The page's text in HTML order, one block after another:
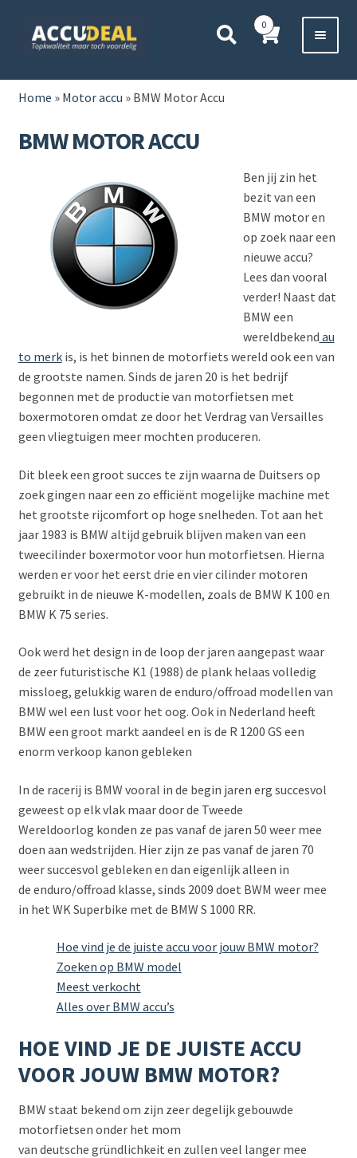
door
naar
direct
naar
HOME
MOTOR
CAMPER
VRACHTWAGEN
LADERS & ACCESSOIRES
MERKEN
Home » Motor accu » BMW Motor Accu
BMW MOTOR ACCU
Ben jij zin het
bezit van een
BMW motor en
op zoek naar een
nieuwe accu?
Lees dan vooral
verder! Naast dat
BMW een
wereldbekend au
to merkis, is het binnen de motorfiets wereld ook een van
de grootste namen. Sinds de jaren 20 is het bedrijf
begonnen met de productie van motorfietsen met
boxermotoren omdat ze door het Verdrag van Versailles
geen vliegtuigen meer mochten produceren.
Dit bleek een groot succes te zijn waarna de Duitsers op
zoek gingen naar een zo efficiënt mogelijke machine met
het grootste rijcomfort op hoge snelheden. Tot aan het
jaar 1983 is BMW altijd gebruik blijven maken van een
tweecilinder boxermotor voor hun motorfietsen. Hierna
werden er voor het eerst drie en vier cilinder motoren
gebruikt in de nieuwe K-modellen, zoals de BMW K 100 en
BMW K 75 series.
Ook werd het design in de loop der jaren aangepast waar
de zeer futuristische K1 (1988) de plank helaas volledig
missloeg, gelukkig waren de enduro/offroad modellen van
BMW wel een lust voor het oog. Ook in Nederland heeft
BMW een groot markt aandeel en is de R 1200 GS een
enorm verkoop kanon gebleken
In de racerij is BMW vooral in de begin jaren erg succesvol
geweest op elk vlak maar door de Tweede
Wereldoorlog konden ze pas vanaf de jaren 50 weer mee
doen aan wedstrijden. Hier zijn ze pas vanaf de jaren 70
weer succesvol gebleken en dan eigenlijk alleen in
de enduro/offroad klasse, sinds 2009 doet BWM weer mee
in het WK Superbike met de BMW S 1000 RR.
Hoe vind je de juiste accu voor jouw BMW motor?
Zoeken op BMW model
Meest verkocht
Alles over BMW accu’s
HOE VIND JE DE JUISTE ACCU
VOOR JOUW BMW MOTOR?
BMW staat bekend om zijn zeer degelijk gebouwde
motorfietsen onder het mom
van deutsche gründlichkeit en zullen veel langer mee
0